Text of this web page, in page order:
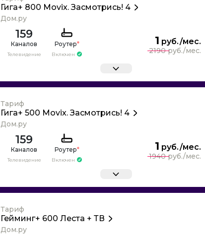
Гига+ 800 Movix. Засмотрись! 4
Дом.ру
159
Каналов
Телевидение
Роутер*
Включен
1
2190
Тариф
Гига+ 500 Movix. Засмотрись! 4
Дом.ру
159
Каналов
Телевидение
Роутер*
Включен
1
1940
Тариф
Гейминг+ 600 Леста + ТВ
Дом.ру